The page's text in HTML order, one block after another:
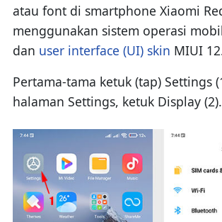
atau font di smartphone Xiaomi
menggunakan sistem operasi
dan user interface (UI) skin MIUI
Pertama-tama ketuk (tap) Settings
halaman Settings, ketuk Display (2).